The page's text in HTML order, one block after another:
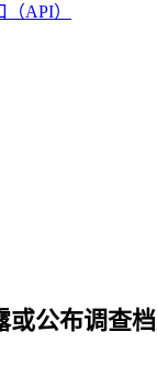
API）
公布调查档